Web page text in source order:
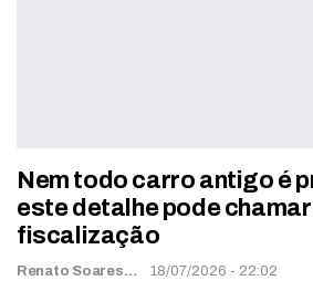
Nem todo carro antigo é
este detalhe pode
fiscalização
Renato Soares 18/07/2026 - 22:02